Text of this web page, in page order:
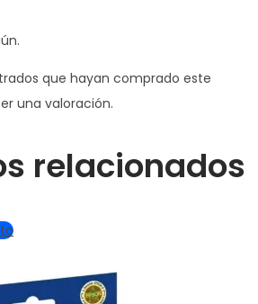
que hayan comprado este
una valoración.
relacionados